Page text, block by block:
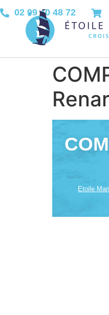
02 99 40 48 72
Etoile